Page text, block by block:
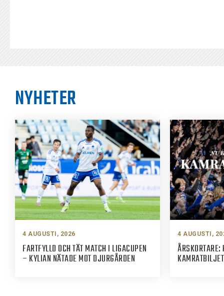
NYHETER
4 AUGUSTI, 2026
FARTFYLLD OCH TÄT MATCH I LIGACUPEN
– KYLIAN NÄTADE MOT DJURGÅRDEN
4 AUGUSTI,